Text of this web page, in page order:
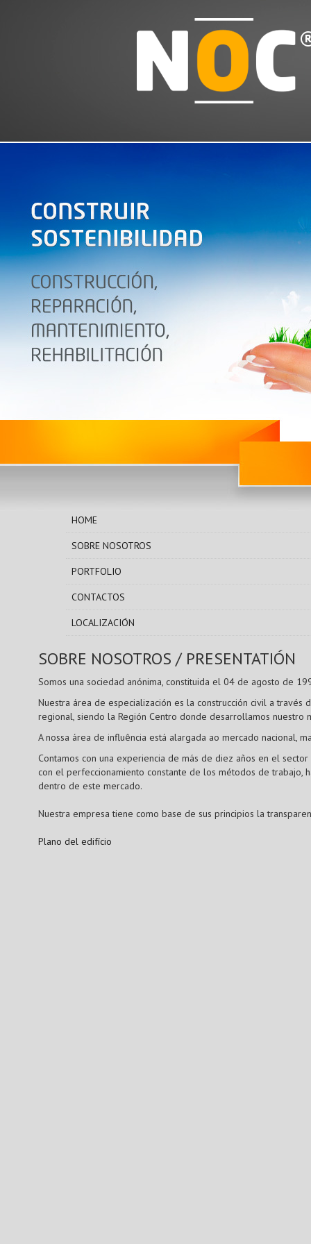
HOME
SOBRE NOSOTROS
PORTFOLIO
CONTACTOS
LOCALIZACIÓN
SOBRE NOSOTROS / PRESENTATIÓN
Somos una sociedad anónima, constituida el 04 de agosto de
Nuestra área de especialización es la construcción civil a
regional, siendo la Región Centro donde desarrollamos nuestro
A nossa área de influência está alargada ao mercado nacional,
Contamos con una experiencia de más de diez años en el
con el perfeccionamiento constante de los métodos de trabajo,
dentro de este mercado.
Nuestra empresa tiene como base de sus principios la
Plano del edifício